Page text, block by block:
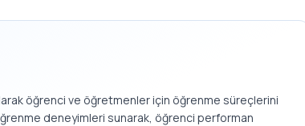
öğrenci ve öğretmenler için öğrenme süreçlerini
deneyimleri sunarak, öğrenci performan